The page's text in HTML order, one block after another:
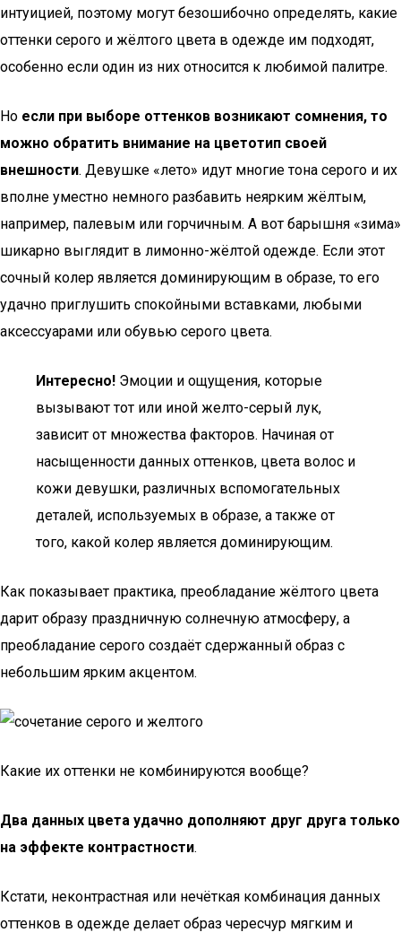
интуицией, поэтому могут безошибочно определять, какие
оттенки серого и жёлтого цвета в одежде им подходят,
особенно если один из них относится к любимой палитре.
Но если при выборе оттенков возникают сомнения, то
можно обратить внимание на цветотип своей
внешности. Девушке «лето» идут многие тона серого и их
вполне уместно немного разбавить неярким жёлтым,
например, палевым или горчичным. А вот барышня «зима»
шикарно выглядит в лимонно-жёлтой одежде. Если этот
сочный колер является доминирующим в образе, то его
удачно приглушить спокойными вставками, любыми
аксессуарами или обувью серого цвета.
Интересно! Эмоции и ощущения, которые
вызывают тот или иной желто-серый лук,
зависит от множества факторов. Начиная от
насыщенности данных оттенков, цвета волос и
кожи девушки, различных вспомогательных
деталей, используемых в образе, а также от
того, какой колер является доминирующим.
Как показывает практика, преобладание жёлтого цвета
дарит образу праздничную солнечную атмосферу, а
преобладание серого создаёт сдержанный образ с
небольшим ярким акцентом.
Какие их оттенки не комбинируются вообще?
Два данных цвета удачно дополняют друг друга только
на эффекте контрастности.
Кстати, неконтрастная или нечёткая комбинация данных
оттенков в одежде делает образ чересчур мягким и